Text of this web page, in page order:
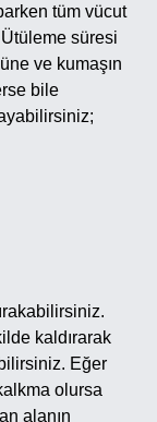
tüm vücut
Ütüleme süresi
ve kumaşın
bile
kaldırarak
Eğer
olursa
alanın